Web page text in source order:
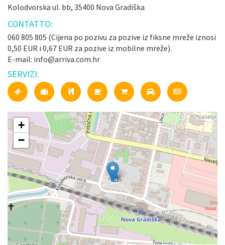
Kolodvorska ul. bb, 35400 Nova Gradiška
CONTATTO:
060 805 805 (Cijena po pozivu za pozive iz fiksne mreže iznosi
0,50 EUR i 0,67 EUR za pozive iz mobilne mreže).
E-mail: info@arriva.com.hr
SERVIZI:
+
−